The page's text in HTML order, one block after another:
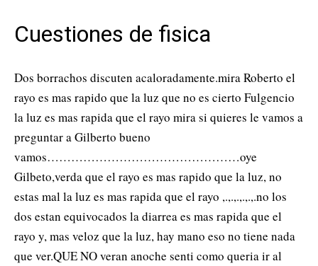
Cuestiones de fisica
Dos borrachos discuten acaloradamente.mira Roberto el
rayo es mas rapido que la luz que no es cierto Fulgencio
la luz es mas rapida que el rayo mira si quieres le vamos a
preguntar a Gilberto bueno
vamos…………………………………………oye
Gilbeto,verda que el rayo es mas rapido que la luz, no
estas mal la luz es mas rapida que el rayo ,.,.,.,.,.,.no los
dos estan equivocados la diarrea es mas rapida que el
rayo y, mas veloz que la luz, hay mano eso no tiene nada
que ver.QUE NO veran anoche senti como queria ir al